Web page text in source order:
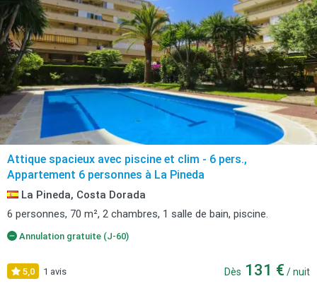
Attique spacieux avec piscine et clim - 6 pers.,
Appartement 6 personnes à La Pineda
La Pineda, Costa Dorada
6 personnes, 70 m², 2 chambres, 1 salle de bain, piscine.
Annulation gratuite (J-60)
5,0 1 avis Dès 131 € / nuit